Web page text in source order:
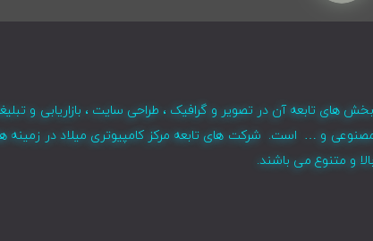
های تابعه آن در تصویر و گرافیک ، طراحی سایت ، بازاریابی و
و … است. شرکت های تابعه مرکز کامپیوتری میلاد در زمینه
و متنوع می باشند.